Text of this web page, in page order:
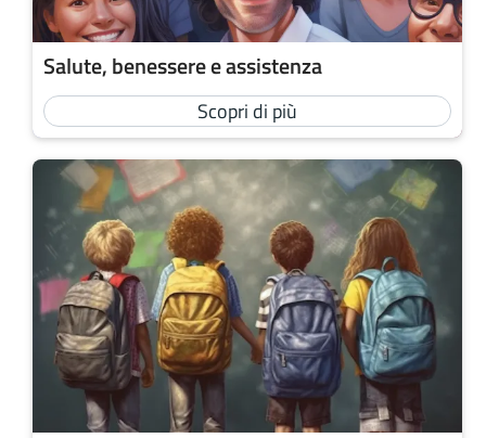
Salute, benessere e assistenza
Scopri di più